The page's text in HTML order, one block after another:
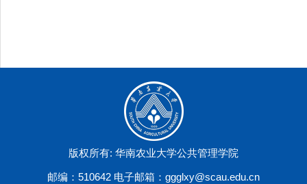
版权所有: 华南农业大学公共管理学院
邮编：510642 电子邮箱：ggglxy@scau.edu.cn